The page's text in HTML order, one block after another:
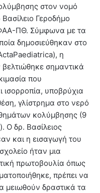
στον νομό
Γεροδήμο
ΠΘ. Σύμφωνα με τα
δημοσιεύθηκαν στο
η
σημαντικά
που
ισορροπία, υποβρύχια
γλίστρημα στο νερό
κολύμβησης (9
Ο δρ. Βασίλειος
και η εισαγωγή του
ήταν μια
πρωτοβουλία όπως
πρέπει να
μειωθούν δραστικά τα